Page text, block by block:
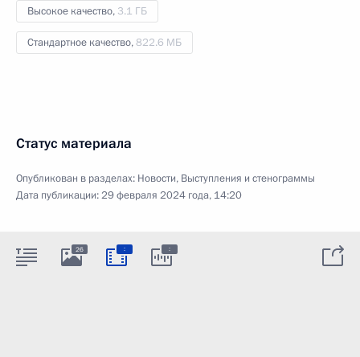
Высокое качество, 3.1 ГБ
Стандартное качество,822.6 МБ
Статус материала
Опубликован в разделах: Новости, Выступления и стенограммы
Дата публикации:29 февраля 2024 года, 14:20
26 : :